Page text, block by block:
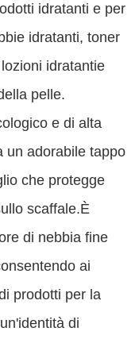
idratanti e per
idratanti, toner
idratantie
pelle.
e di alta
un adorabile tappo
che protegge
scaffale.È
di nebbia fine
ai
prodotti per la
di